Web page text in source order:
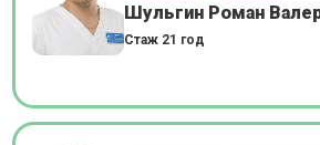
Шульгин Роман
Стаж 21 год